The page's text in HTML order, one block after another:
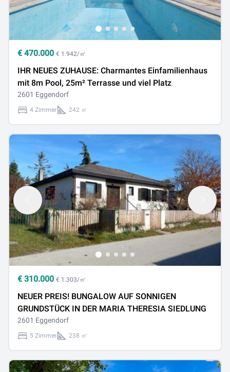
€ 470.000 € 1.942/㎡
IHR NEUES ZUHAUSE: Charmantes Einfamilienhaus
mit 8m Pool, 25m² Terrasse und viel Platz
2601 Eggendorf
4 Zimmer 242 ㎡
€ 310.000 € 1.303/㎡
NEUER PREIS! BUNGALOW AUF SONNIGEN
GRUNDSTÜCK IN DER MARIA THERESIA SIEDLUNG
2601 Eggendorf
5 Zimmer 238 ㎡